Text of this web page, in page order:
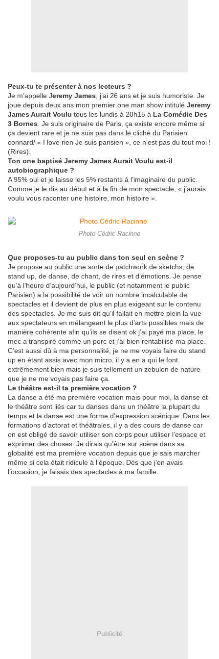
Peux-tu te présenter à nos lecteurs ?
Je m’appelle Jeremy James , j’ai 26 ans et je suis humoriste. Je
joue depuis deux ans mon premier one man show intitulé Jeremy
James Aurait Voulu tous les lundis à 20h15 à La Comédie Des
3 Bornes . Je suis originaire de Paris, ça existe encore même si
ça devient rare et je ne suis pas dans le cliché du Parisien
connard/ « I love rien Je suis parisien », ce n’est pas du tout moi !
(Rires).
Ton one baptisé Jeremy James Aurait Voulu est-il
autobiographique ?
A 95% oui et je laisse les 5% restants à l’imaginaire du public.
Comme je le dis au début et à la fin de mon spectacle, « j’aurais
voulu vous raconter une histoire, mon histoire ».
Photo Cédric Racinne
Que proposes-tu au public dans ton seul en scène ?
Je propose au public une sorte de patchwork de sketchs, de
stand up, de danse, de chant, de rires et d’émotions. Je pense
qu’à l’heure d’aujourd’hui, le public (et notamment le public
Parisien) a la possibilité de voir un nombre incalculable de
spectacles et il devient de plus en plus exigeant sur le contenu
des spectacles. Je me suis dit qu’il fallait en mettre plein la vue
aux spectateurs en mélangeant le plus d’arts possibles mais de
manière cohérente afin qu’ils se disent ok j’ai payé ma place, le
mec a transpiré comme un porc et j’ai bien rentabilisé ma place.
C’est aussi dû à ma personnalité, je ne me voyais faire du stand
up en étant assis avec mon micro, il y a en a qui le font
extrêmement bien mais je suis tellement un zebulon de nature
que je ne me voyais pas faire ça.
Le théâtre est-il ta première vocation ?
La danse a été ma première vocation mais pour moi, la danse et
le théâtre sont liés car tu danses dans un théâtre la plupart du
temps et la danse est une forme d’expression scénique. Dans les
formations d’actorat et théâtrales, il y a des cours de danse car
on est obligé de savoir utiliser son corps pour utiliser l’espace et
exprimer des choses. Je dirais qu’être sur scène dans sa
globalité est ma première vocation depuis que je sais marcher
même si cela était ridicule à l’époque. Dès que j’en avais
l’occasion, je faisais des spectacles à ma famille.
Publicité